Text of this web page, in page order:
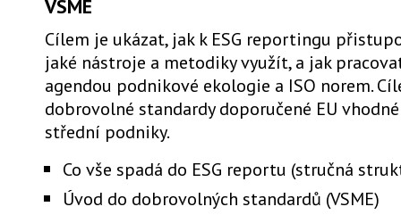
VSME
Cílem je ukázat, jak k ESG reportingu
jaké nástroje a metodiky využít, a jak
agendou podnikové ekologie a ISO norem.
dobrovolné standardy doporučené EU
střední podniky.
Co vše spadá do ESG reportu (stručná
Úvod do dobrovolných standardů (VSME)